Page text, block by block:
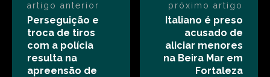
artigo anterior
Perseguição e
troca de tiros
com a polícia
resulta na
apreensão de
próximo artigo
Italiano é preso
acusado de
aliciar menores
na Beira Mar em
Fortaleza